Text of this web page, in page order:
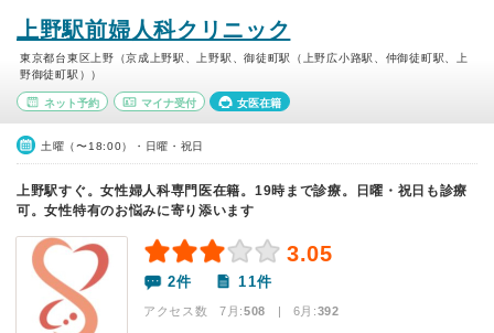
上野駅前婦人科クリニック
東京都台東区上野（京成上野駅、上野駅、御徒町駅（上野広小路駅、仲御徒町駅、上
野御徒町駅））
ネット予約 マイナ受付 女医在籍
土曜（〜18:00）・日曜・祝日
上野駅すぐ。女性婦人科専門医在籍。19時まで診療。日曜・祝日も診療
可。女性特有のお悩みに寄り添います
3.05
2件 11件
アクセス数 7月:508 | 6月:392